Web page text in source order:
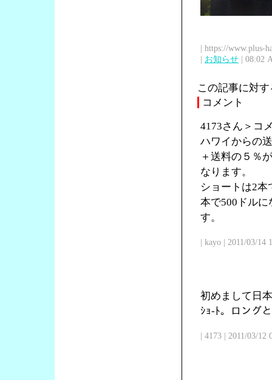
| https://www.plus-
| お知らせ | 08:02
この記事に対
コメント
4173さん＞コ
ハワイからの
＋送料の５％
なります。
ショートは2本
本で500ドル
す。
| kayo | 2011/03/14
初めまして日
ｼｮ-ﾄ。ロング
| 4173 | 2011/03/12